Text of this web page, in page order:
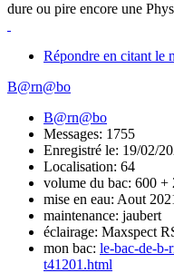
dure ou pire encore une
Répondre en citant le
B@rn@bo
B@rn@bo
Messages: 1755
Enregistré le: 19/02/
Localisation: 64
volume du bac: 600 +
mise en eau: Aout
maintenance: jaubert
éclairage: Maxspect
mon bac: le-bac-de-b-
t41201.html